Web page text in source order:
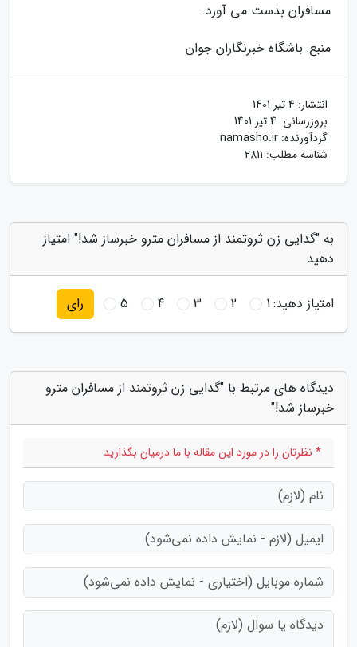
مسافران بدست می آورد.
منبع: باشگاه خبرنگاران جوان
انتشار: 4 تیر 1401
بروزرسانی: 4 تیر 1401
گردآورنده: namasho.ir
شناسه مطلب: 2811
به "گدایی زن ثروتمند از مسافران مترو خبرساز شد!" امتیاز
دهید
امتیاز دهید:1
2
3
4
5 رای
دیدگاه های مرتبط با "گدایی زن ثروتمند از مسافران مترو
خبرساز شد!"
* نظرتان را در مورد این مقاله با ما درمیان بگذارید